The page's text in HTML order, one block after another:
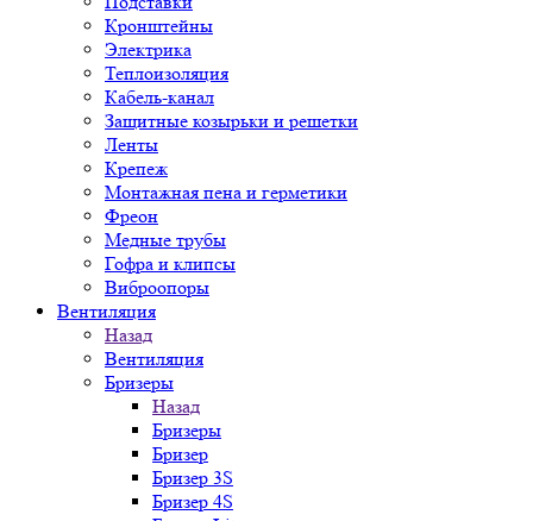
Кронштейны
Электрика
Теплоизоляция
Кабель-канал
Защитные козырьки и решетки
Ленты
Крепеж
Монтажная пена и герметики
Фреон
Медные трубы
Гофра и клипсы
Виброопоры
Вентиляция
Назад
Вентиляция
Бризеры
Назад
Бризеры
Бризер
Бризер 3S
Бризер 4S